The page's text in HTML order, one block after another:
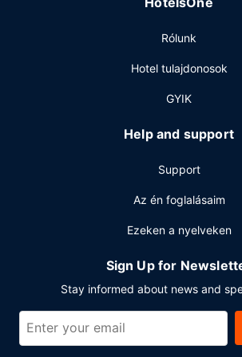
gyorsított kijelentkezési lehetőség és
vendégek számára ingyenes egyéni
Rólunk
Hotel tulajdonosok
GYIK
Help and support
Support
Az én foglalásaim
Ezeken a nyelveken
Sign Up for
Stay informed about news and